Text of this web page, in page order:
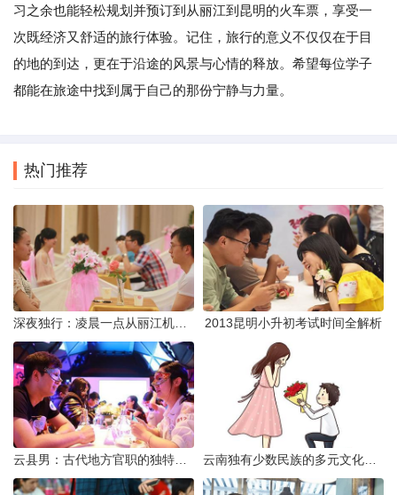
习之余也能轻松规划并预订到从丽江到昆明的火车票，享受一
次既经济又舒适的旅行体验。记住，旅行的意义不仅仅在于目
的地的到达，更在于沿途的风景与心情的释放。希望每位学子
都能在旅途中找到属于自己的那份宁静与力量。
热门推荐
2013昆明小升初考试时间全解析